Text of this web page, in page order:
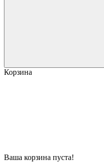
Корзина
Ваша корзина пуста!